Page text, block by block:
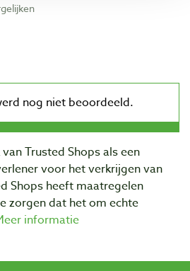
Trusted Shops als een
voor het verkrijgen van
Shops heeft maatregelen
zorgen dat het om echte
informatie